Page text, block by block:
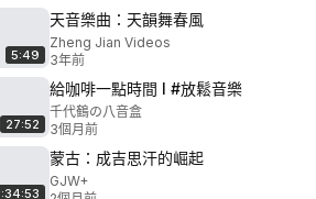
5:49
天音樂曲：天韻舞春風
Zheng Jian Videos
3年前
27:52
給咖啡一點時間 I #放鬆音樂
千代鶴の八音盒
3個月前
蒙古：成吉思汗的崛起
GJW+